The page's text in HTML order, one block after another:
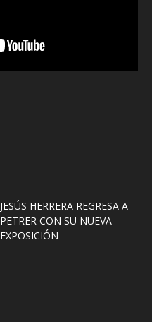
JESÚS HERRERA REGRESA A
PETRER CON SU NUEVA
EXPOSICIÓN